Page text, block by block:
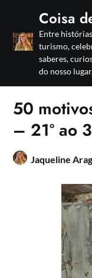
content
Coisa
Entre
turismo,
saberes,
do nosso
50
– 21º ao
Jaqueline